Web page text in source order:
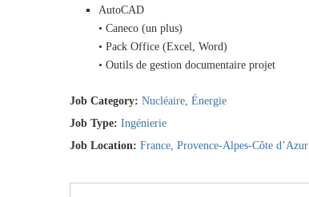
AutoCAD
• Caneco (un plus)
• Pack Office (Excel, Word)
• Outils de gestion documentaire projet
Job Category: Nucléaire Énergie
Job Type: Ingénierie
Job Location: France Provence-Alpes-Côte d’Azur